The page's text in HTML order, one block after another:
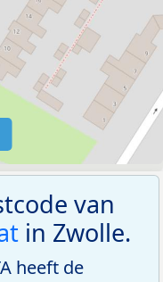
van
in Zwolle.
heeft de